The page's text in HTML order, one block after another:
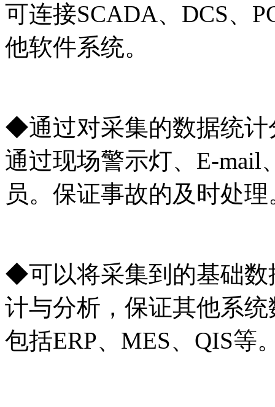
可连接SCADA、DCS、
他软件系统。
◆通过对采集的数据统计
通过现场警示灯、E-mail
员。保证事故的及时处理
◆可以将采集到的基础数
计与分析，保证其他系
包括ERP、MES、QIS等